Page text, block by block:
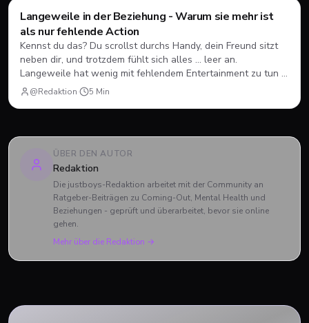
💘Dating
Langeweile in der Beziehung - Warum sie mehr ist
als nur fehlende Action
Kennst du das? Du scrollst durchs Handy, dein Freund sitzt
neben dir, und trotzdem fühlt sich alles … leer an.
Langeweile hat wenig mit fehlendem Entertainment zu tun -
und mehr mit dir selbst, als du denkst.
@Redaktion· 5 Min
ÜBER DEN AUTOR
Redaktion
Die justboys-Redaktion arbeitet mit der Community an
Ratgeber-Beiträgen zu Coming-Out, Mental Health und
Beziehungen - geprüft und überarbeitet, bevor sie online
gehen.
Mehr über die Redaktion →